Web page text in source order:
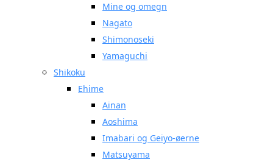
Mine og omegn
Nagato
Shimonoseki
Yamaguchi
Shikoku
Ehime
Ainan
Aoshima
Imabari og Geiyo-øerne
Matsuyama